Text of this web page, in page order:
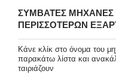
ΣΥΜΒΑΤΈΣ ΜΗΧΑΝΈΣ
ΠΕΡΙΣΣΌΤΕΡΩΝ
Κάνε κλίκ στο όνομα του
παρακάτω λίστα και
ταιριάζουν